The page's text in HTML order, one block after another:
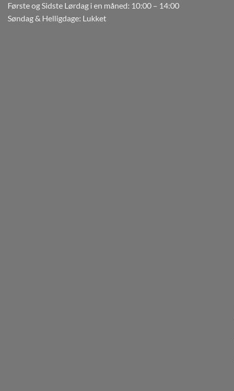
Første og Sidste Lørdag i en måned: 10:00 – 14:00
Søndag & Helligdage: Lukket